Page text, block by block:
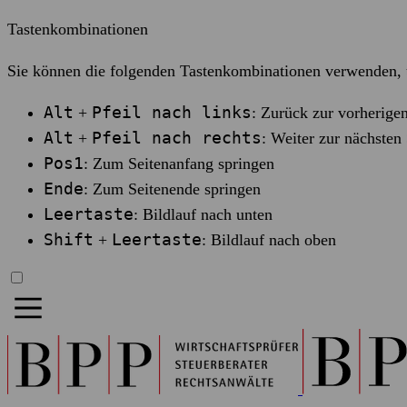
Tastenkombinationen
Sie können die folgenden Tastenkombinationen
Alt + Pfeil nach links: Zurück zur
Alt + Pfeil nach rechts: Weiter zur nächsten
Pos1: Zum Seitenanfang springen
Ende: Zum Seitenende springen
Leertaste: Bildlauf nach unten
Shift + Leertaste: Bildlauf nach oben